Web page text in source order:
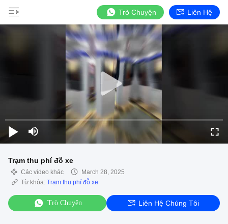
Trò Chuyện Liên Hệ
Trạm thu phí đỗ xe
Các video khác
March 28, 2025
Từ khóa: Trạm thu phí đỗ xe
Trò Chuyện Liên Hệ Chúng Tôi